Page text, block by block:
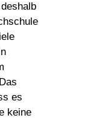
es
keine